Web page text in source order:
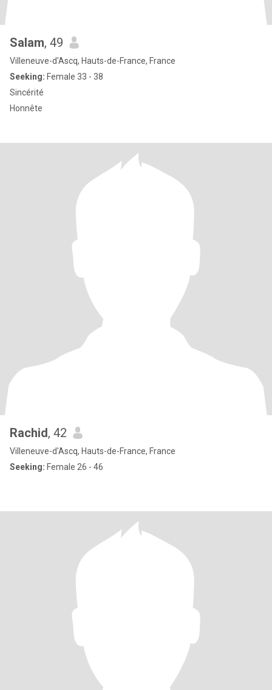
Salam, 49
Villeneuve-d'Ascq, Hauts-de-France, France
Seeking: Female 33 - 38
Sincérité
Honnête
Rachid, 42
Villeneuve-d'Ascq, Hauts-de-France, France
Seeking: Female 26 - 46